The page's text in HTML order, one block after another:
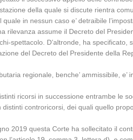
della quale si discute rientra
in nessun caso e’ detraibile
rilevanza assume il Decreto del
spettacolo. D’altronde, ha
del Decreto del Presidente della
regionale, benche’ ammissibile,
ricorsi in successione entrambe le
distinti controricorsi, dei quali quello
2019 questa Corte ha sollecitato il